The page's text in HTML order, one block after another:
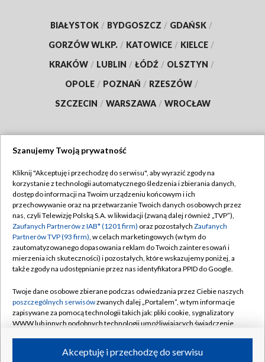
BIAŁYSTOK / BYDGOSZCZ / GDAŃSK /
GORZÓW WLKP. / KATOWICE / KIELCE /
KRAKÓW / LUBLIN / ŁÓDŹ / OLSZTYN /
OPOLE / POZNAŃ / RZESZÓW /
SZCZECIN / WARSZAWA / WROCŁAW
TVP
Abonament TVP
Emisja w TVP
Centrum informacji TVP
Naziemna Telewizja Cyfrowa
Rada Programowa
System NOS
Informacje o nadawcy
Program dla prasy
Regulamin TVP
Polityka prywatności
Moje zgody
Pomoc
Kontakt
Kanały
Szanujemy Twoją prywatność
Kliknij "Akceptuję i przechodzę do serwisu", aby wyrazić zgody na
korzystanie z technologii automatycznego śledzenia i zbierania danych,
dostęp do informacji na Twoim urządzeniu końcowym i ich
przechowywanie oraz na przetwarzanie Twoich danych osobowych przez
nas, czyli Telewizję Polską S.A. w likwidacji (zwaną dalej również „TVP”),
Zaufanych Partnerów z IAB* (1201 firm) oraz pozostałych Zaufanych
Partnerów TVP (93 firm), w celach marketingowych (w tym do
zautomatyzowanego dopasowania reklam do Twoich zainteresowań i
mierzenia ich skuteczności) i pozostałych, które wskazujemy poniżej, a
także zgody na udostępnianie przez nas identyfikatora PPID do Google.
Twoje dane osobowe zbierane podczas odwiedzania przez Ciebie naszych
poszczególnych serwisówzwanych dalej „Portalem”, w tym informacje
zapisywane za pomocą technologii takich jak: pliki cookie, sygnalizatory
WWW lub innych podobnych technologii umożliwiających świadczenie
ruchu w Internecie.Akceptuję i przechodzę do serwisu